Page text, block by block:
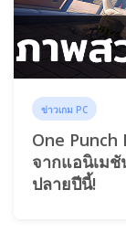
ข่าวเกม PC
One Punch
จากแอนิเมชั
ปลายปีนี้!